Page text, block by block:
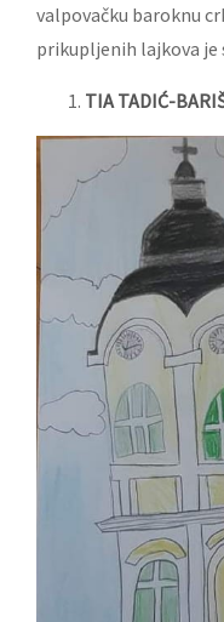
valpovačku baroknu
prikupljenih lajkova je
TIA TADIĆ-